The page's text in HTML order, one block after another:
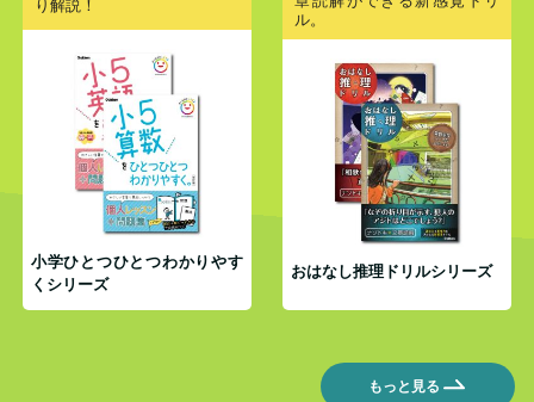
り解説！
小学ひとつひとつわかりやす
くシリーズ
ル。
おはなし推理ドリルシリーズ
もっと見る